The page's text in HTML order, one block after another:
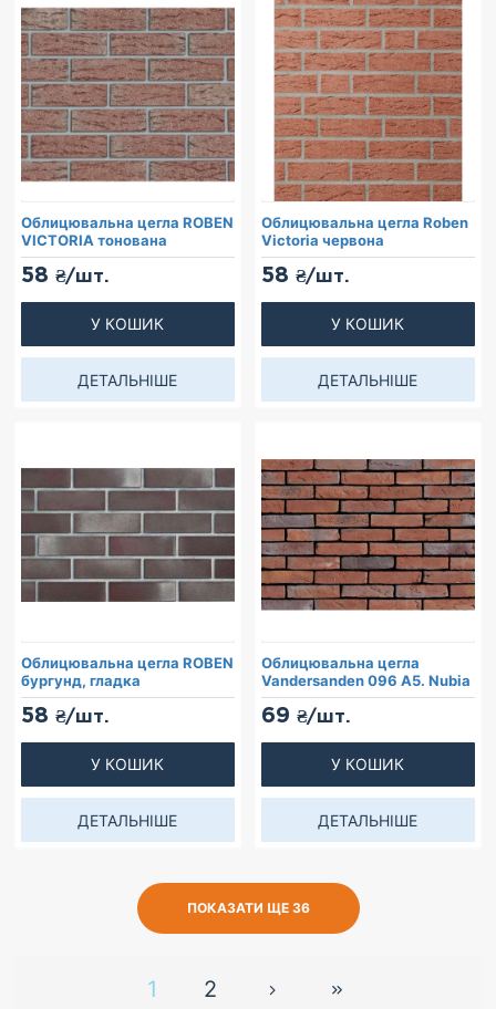
Облицювальна цегла ROBEN
VICTORIA тонована
58 ₴/шт.
У КОШИК
ДЕТАЛЬНІШЕ
Облицювальна цегла Roben
Victoria червона
58 ₴/шт.
У КОШИК
ДЕТАЛЬНІШЕ
Облицювальна цегла ROBEN
бургунд, гладка
58 ₴/шт.
У КОШИК
ДЕТАЛЬНІШЕ
Облицювальна цегла
Vandersanden 096 A5. Nubia
69 ₴/шт.
У КОШИК
ДЕТАЛЬНІШЕ
ПОКАЗАТИ ЩЕ 36
1 2